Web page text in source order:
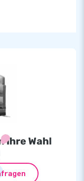
Ihre Wahl